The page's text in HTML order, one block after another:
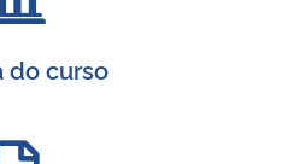
do curso